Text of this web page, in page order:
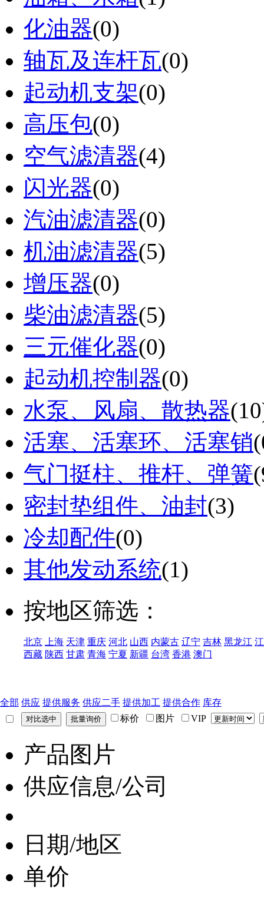
化油器(0)
轴瓦及连杆瓦(0)
起动机支架(0)
高压包(0)
空气滤清器(4)
闪光器(0)
汽油滤清器(0)
机油滤清器(5)
增压器(0)
柴油滤清器(5)
三元催化器(0)
起动机控制器(0)
水泵、风扇、散热器
活塞、活塞环、活塞销
气门挺柱、推杆、弹簧
密封垫组件、油封(3)
冷却配件(0)
其他发动系统(1)
按地区筛选：
北京 上海 天津 重庆 河北 山西 内蒙古 辽宁 吉林 黑龙江
西藏 陕西 甘肃 青海 宁夏 新疆 台湾 香港 澳门
全部 供应 提供服务 供应二手 提供加工 提供合作 库存
标价
图片 VIP
产品图片
供应信息/公司
日期/地区
单价